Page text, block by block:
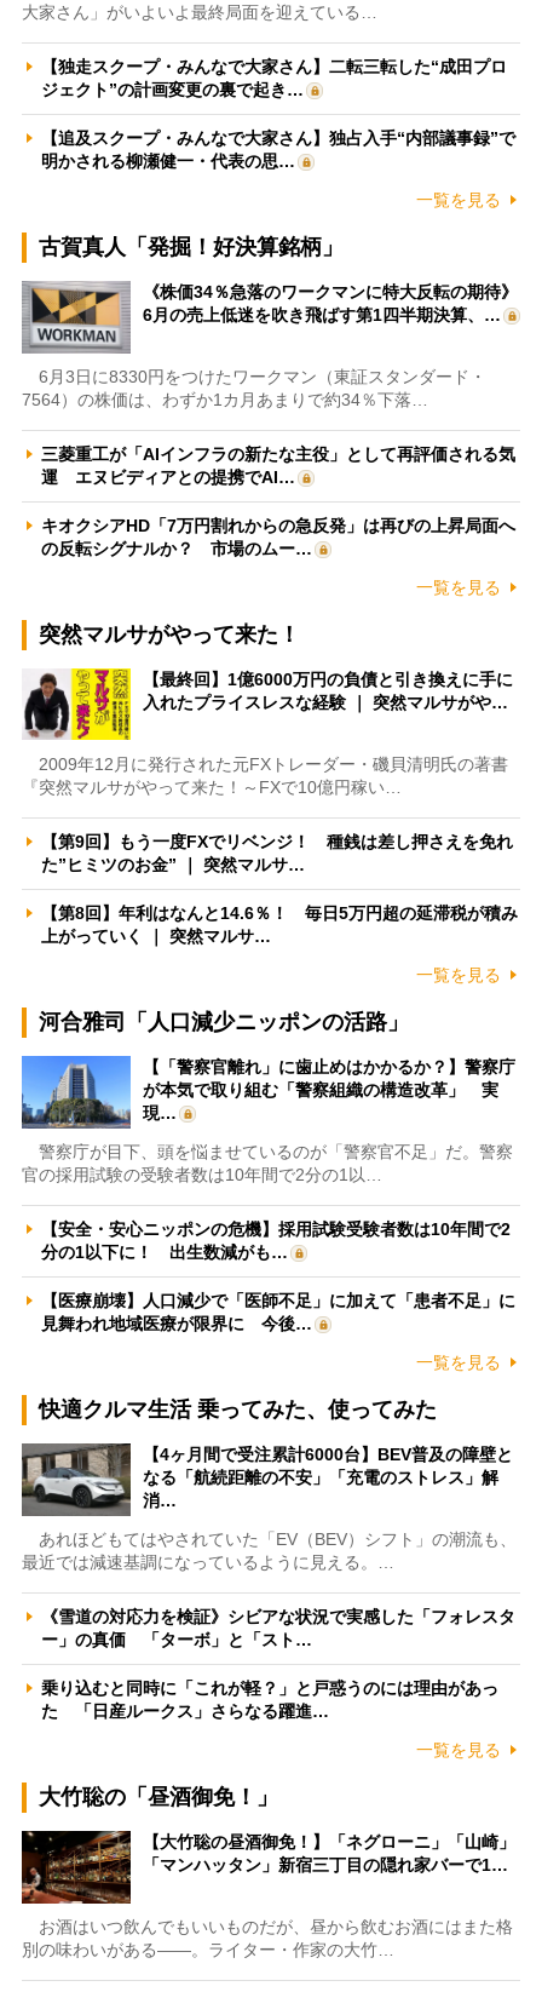
大家さん」がいよいよ最終局面を迎えている…
【独走スクープ・みんなで大家さん】二転三転した“成田プロ
ジェクト”の計画変更の裏で起き…
【追及スクープ・みんなで大家さん】独占入手“内部議事録”で
明かされる柳瀬健一・代表の思…
一覧を見る
古賀真人「発掘！好決算銘柄」
《株価34％急落のワークマンに特大反転の期待》
6月の売上低迷を吹き飛ばす第1四半期決算、…
6月3日に8330円をつけたワークマン（東証スタンダード・
7564）の株価は、わずか1カ月あまりで約34％下落…
三菱重工が「AIインフラの新たな主役」として再評価される気
運 エヌビディアとの提携でAI…
キオクシアHD「7万円割れからの急反発」は再びの上昇局面へ
の反転シグナルか？ 市場のムー…
一覧を見る
突然マルサがやって来た！
【最終回】1億6000万円の負債と引き換えに手に
入れたプライスレスな経験 ｜ 突然マルサがや…
2009年12月に発行された元FXトレーダー・磯貝清明氏の著書
『突然マルサがやって来た！～FXで10億円稼い…
【第9回】もう一度FXでリベンジ！ 種銭は差し押さえを免れ
た”ヒミツのお金” ｜ 突然マルサ…
【第8回】年利はなんと14.6％！ 毎日5万円超の延滞税が積み
上がっていく ｜ 突然マルサ…
一覧を見る
河合雅司「人口減少ニッポンの活路」
【「警察官離れ」に歯止めはかかるか？】警察庁
が本気で取り組む「警察組織の構造改革」 実
現…
警察庁が目下、頭を悩ませているのが「警察官不足」だ。警察
官の採用試験の受験者数は10年間で2分の1以…
【安全・安心ニッポンの危機】採用試験受験者数は10年間で2
分の1以下に！ 出生数減がも…
【医療崩壊】人口減少で「医師不足」に加えて「患者不足」に
見舞われ地域医療が限界に 今後…
一覧を見る
快適クルマ生活 乗ってみた、使ってみた
【4ヶ月間で受注累計6000台】BEV普及の障壁と
なる「航続距離の不安」「充電のストレス」解
消…
あれほどもてはやされていた「EV（BEV）シフト」の潮流も、
最近では減速基調になっているように見える。…
《雪道の対応力を検証》シビアな状況で実感した「フォレスタ
ー」の真価 「ターボ」と「スト…
乗り込むと同時に「これが軽？」と戸惑うのには理由があっ
た 「日産ルークス」さらなる躍進…
一覧を見る
大竹聡の「昼酒御免！」
【大竹聡の昼酒御免！】「ネグローニ」「山崎」
「マンハッタン」新宿三丁目の隠れ家バーで1…
お酒はいつ飲んでもいいものだが、昼から飲むお酒にはまた格
別の味わいがある――。ライター・作家の大竹…